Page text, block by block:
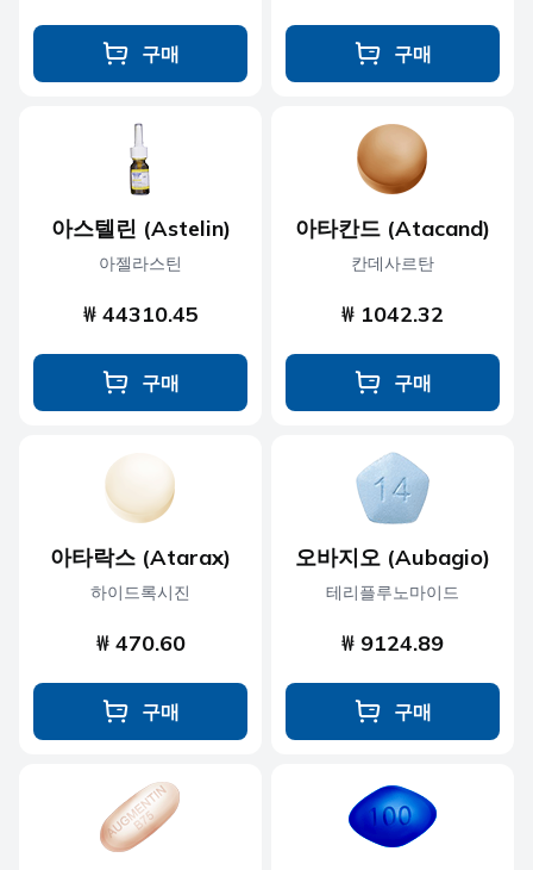
구매 구매
아스텔린 (Astelin)
아젤라스틴
₩ 44310.45
구매
아타칸드 (Atacand)
칸데사르탄
₩ 1042.32
구매
아타락스 (Atarax)
하이드록시진
₩ 470.60
구매
오바지오 (Aubagio)
테리플루노마이드
₩ 9124.89
구매